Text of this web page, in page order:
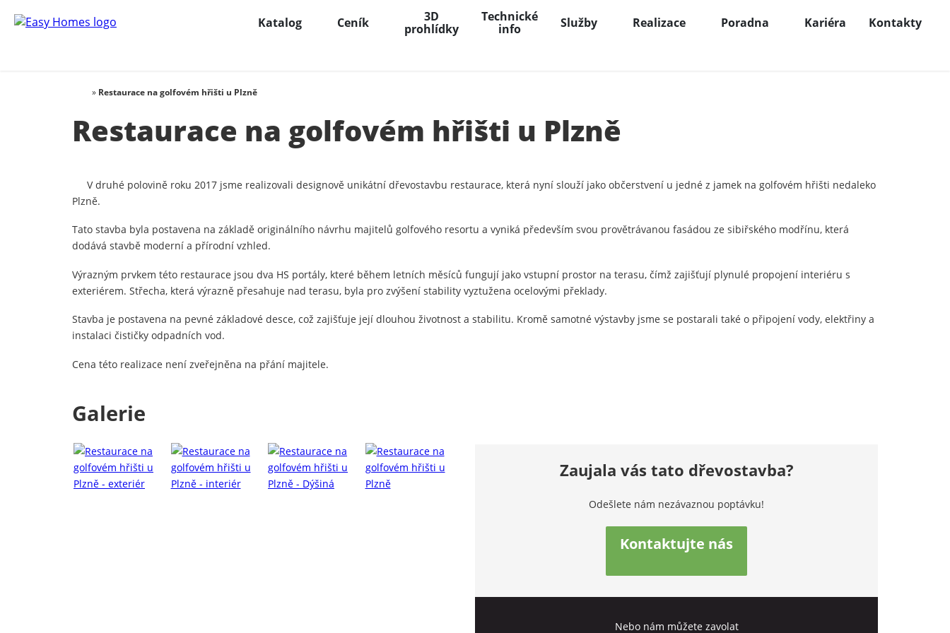
Katalog Ceník
3D
prohlídky
Technické
info
Služby Realizace Poradna Kariéra Kontakty
» Restaurace na golfovém hřišti u Plzně
Restaurace na golfovém hřišti u Plzně
V druhé polovině roku 2017 jsme realizovali designově unikátní dřevostavbu restaurace, která nyní slouží jako občerstvení u jedné z jamek na golfovém hřišti nedaleko
Plzně.
Tato stavba byla postavena na základě originálního návrhu majitelů golfového resortu a vyniká především svou provětrávanou fasádou ze sibiřského modřínu, která
dodává stavbě moderní a přírodní vzhled.
Výrazným prvkem této restaurace jsou dva HS portály, které během letních měsíců fungují jako vstupní prostor na terasu, čímž zajišťují plynulé propojení interiéru s
exteriérem. Střecha, která výrazně přesahuje nad terasu, byla pro zvýšení stability vyztužena ocelovými překlady.
Stavba je postavena na pevné základové desce, což zajišťuje její dlouhou životnost a stabilitu. Kromě samotné výstavby jsme se postarali také o připojení vody, elektřiny a
instalaci čističky odpadních vod.
Cena této realizace není zveřejněna na přání majitele.
Galerie
Zaujala vás tato dřevostavba?
Odešlete nám nezávaznou poptávku!
Kontaktujte nás
Nebo nám můžete zavolat